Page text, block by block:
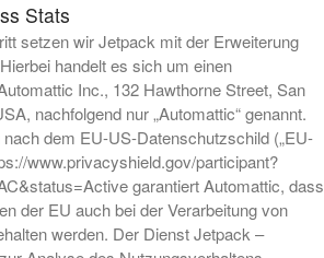
Stats
setzen wir Jetpack mit der Erweiterung
handelt es sich um einen
Inc., 132 Hawthorne Street, San
nachfolgend nur „Automattic“ genannt.
dem EU-US-Datenschutzschild („EU-
www.privacyshield.gov/participant?
garantiert Automattic, dass
der EU auch bei der Verarbeitung von
werden. Der Dienst Jetpack –